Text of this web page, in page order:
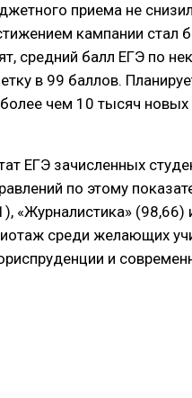
приема не
кампании стал
средний балл ЕГЭ по
в 99 баллов.
чем 10 тысяч новых
ЕГЭ зачисленных
по этому
«Журналистика»
среди желающих
и